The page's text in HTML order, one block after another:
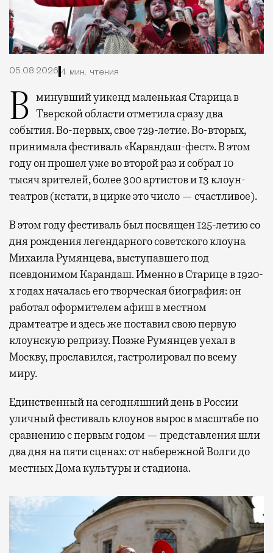
05.08.2026 4 мин. чтения
В минувший уикенд маленькая Старица в Тверской области отметила сразу два
события. Во-первых, свое 729-летие. Во-вторых,
принимала фестиваль «Карандаш-фест». В этом
году он прошел уже во второй раз и собрал 10
тысяч зрителей, более 300 артистов и 13 клоун-
театров (кстати, в цирке это число — счастливое).
В этом году фестиваль был посвящен 125-летию со
дня рождения легендарного советского клоуна
Михаила Румянцева, выступавшего под
псевдонимом Карандаш. Именно в Старице в 1920-
х годах началась его творческая биография: он
работал оформителем афиш в местном
драмтеатре и здесь же поставил свою первую
клоунскую репризу. Позже Румянцев уехал в
Москву, прославился, гастролировал по всему
миру.
Единственный на сегодняшний день в России
уличный фестиваль клоунов вырос в масштабе по
сравнению с первым годом — представления шли
два дня на пяти сценах: от набережной Волги до
местных Дома культуры и стадиона.